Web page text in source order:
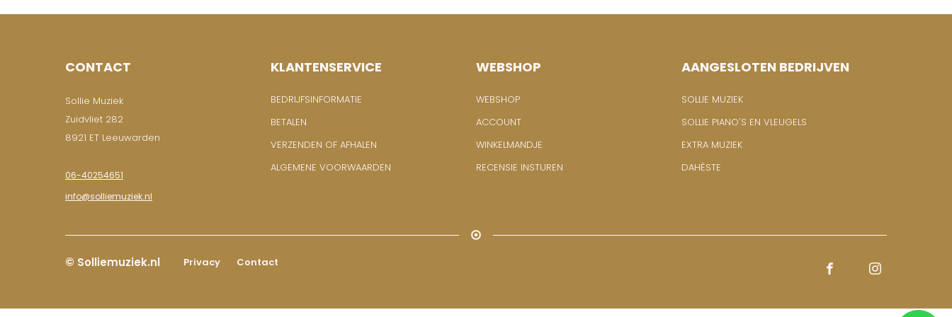
CONTACT
Sollie Muziek
Zuidvliet 282
8921 ET Leeuwarden
06-40254651
info@solliemuziek.nl
KLANTENSERVICE
BEDRIJFSINFORMATIE
BETALEN
VERZENDEN OF AFHALEN
ALGEMENE VOORWAARDEN
WEBSHOP
WEBSHOP
ACCOUNT
WINKELMANDJE
RECENSIE INSTUREN
AANGESLOTEN BEDRIJVEN
SOLLIE MUZIEK
SOLLIE PIANO'S EN VLEUGELS
EXTRA MUZIEK
DAHÈSTE
© Solliemuziek.nl Privacy Contact